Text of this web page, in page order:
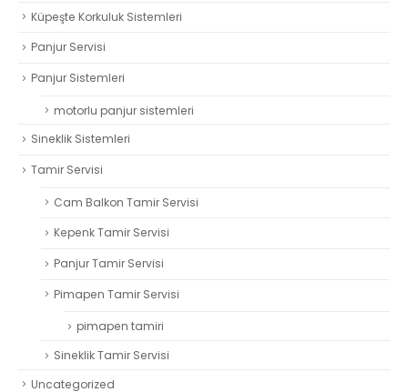
Küpeşte Korkuluk Sistemleri
Panjur Servisi
Panjur Sistemleri
motorlu panjur sistemleri
Sineklik Sistemleri
Tamir Servisi
Cam Balkon Tamir Servisi
Kepenk Tamir Servisi
Panjur Tamir Servisi
Pimapen Tamir Servisi
pimapen tamiri
Sineklik Tamir Servisi
Uncategorized